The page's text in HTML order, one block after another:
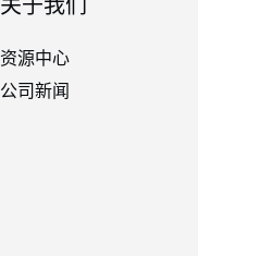
关于我们
资源中心
公司新闻